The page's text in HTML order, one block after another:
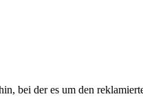
bei der es um den